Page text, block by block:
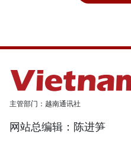
主管部门：越南通讯社
网站总编辑：陈进笋